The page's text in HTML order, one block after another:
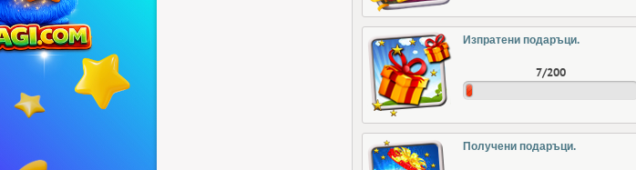
Изпратени подаръци.
7/200
Получени подаръци.